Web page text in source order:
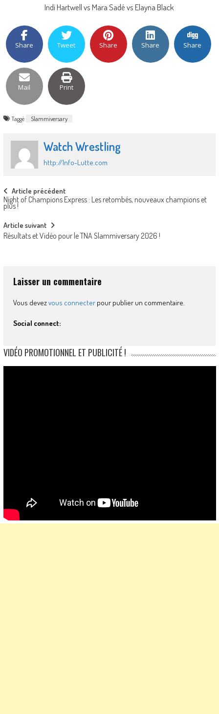
Indi Hartwell vs Mara Sadé vs Elayna Black
Share Tweet Share Share Share
Mail Print
Taggé Slammiversary
Watch Wrestling
http://Info-Lutte.com
Post
navigation
Article précédent
Night of Champions Express : Les retombés, nouveaux champions et
plus !
Article suivant
Résultats et Vidéo pour le TNA Slammiversary 2026 !
Laisser un commentaire
Vous devezvous connecterpour publier un commentaire.
Social connect:
VIDÉO PROMOTIONNEL ET PUBLICITÉ !